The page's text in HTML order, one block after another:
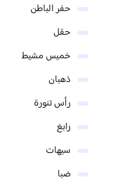
حفر الباطن
حقل
خميس مشيط
ذهبان
رأس تنورة
رابغ
سيهات
ضبا